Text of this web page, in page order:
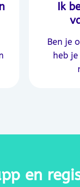
Ik
Ben je
heb
en